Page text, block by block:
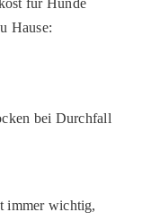
für Hunde
Hause:
bei Durchfall
immer wichtig,